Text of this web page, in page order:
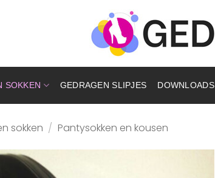
SOKKEN GEDRAGEN SLIPJES DOWNLOADS
sokken / Pantysokken en kousen